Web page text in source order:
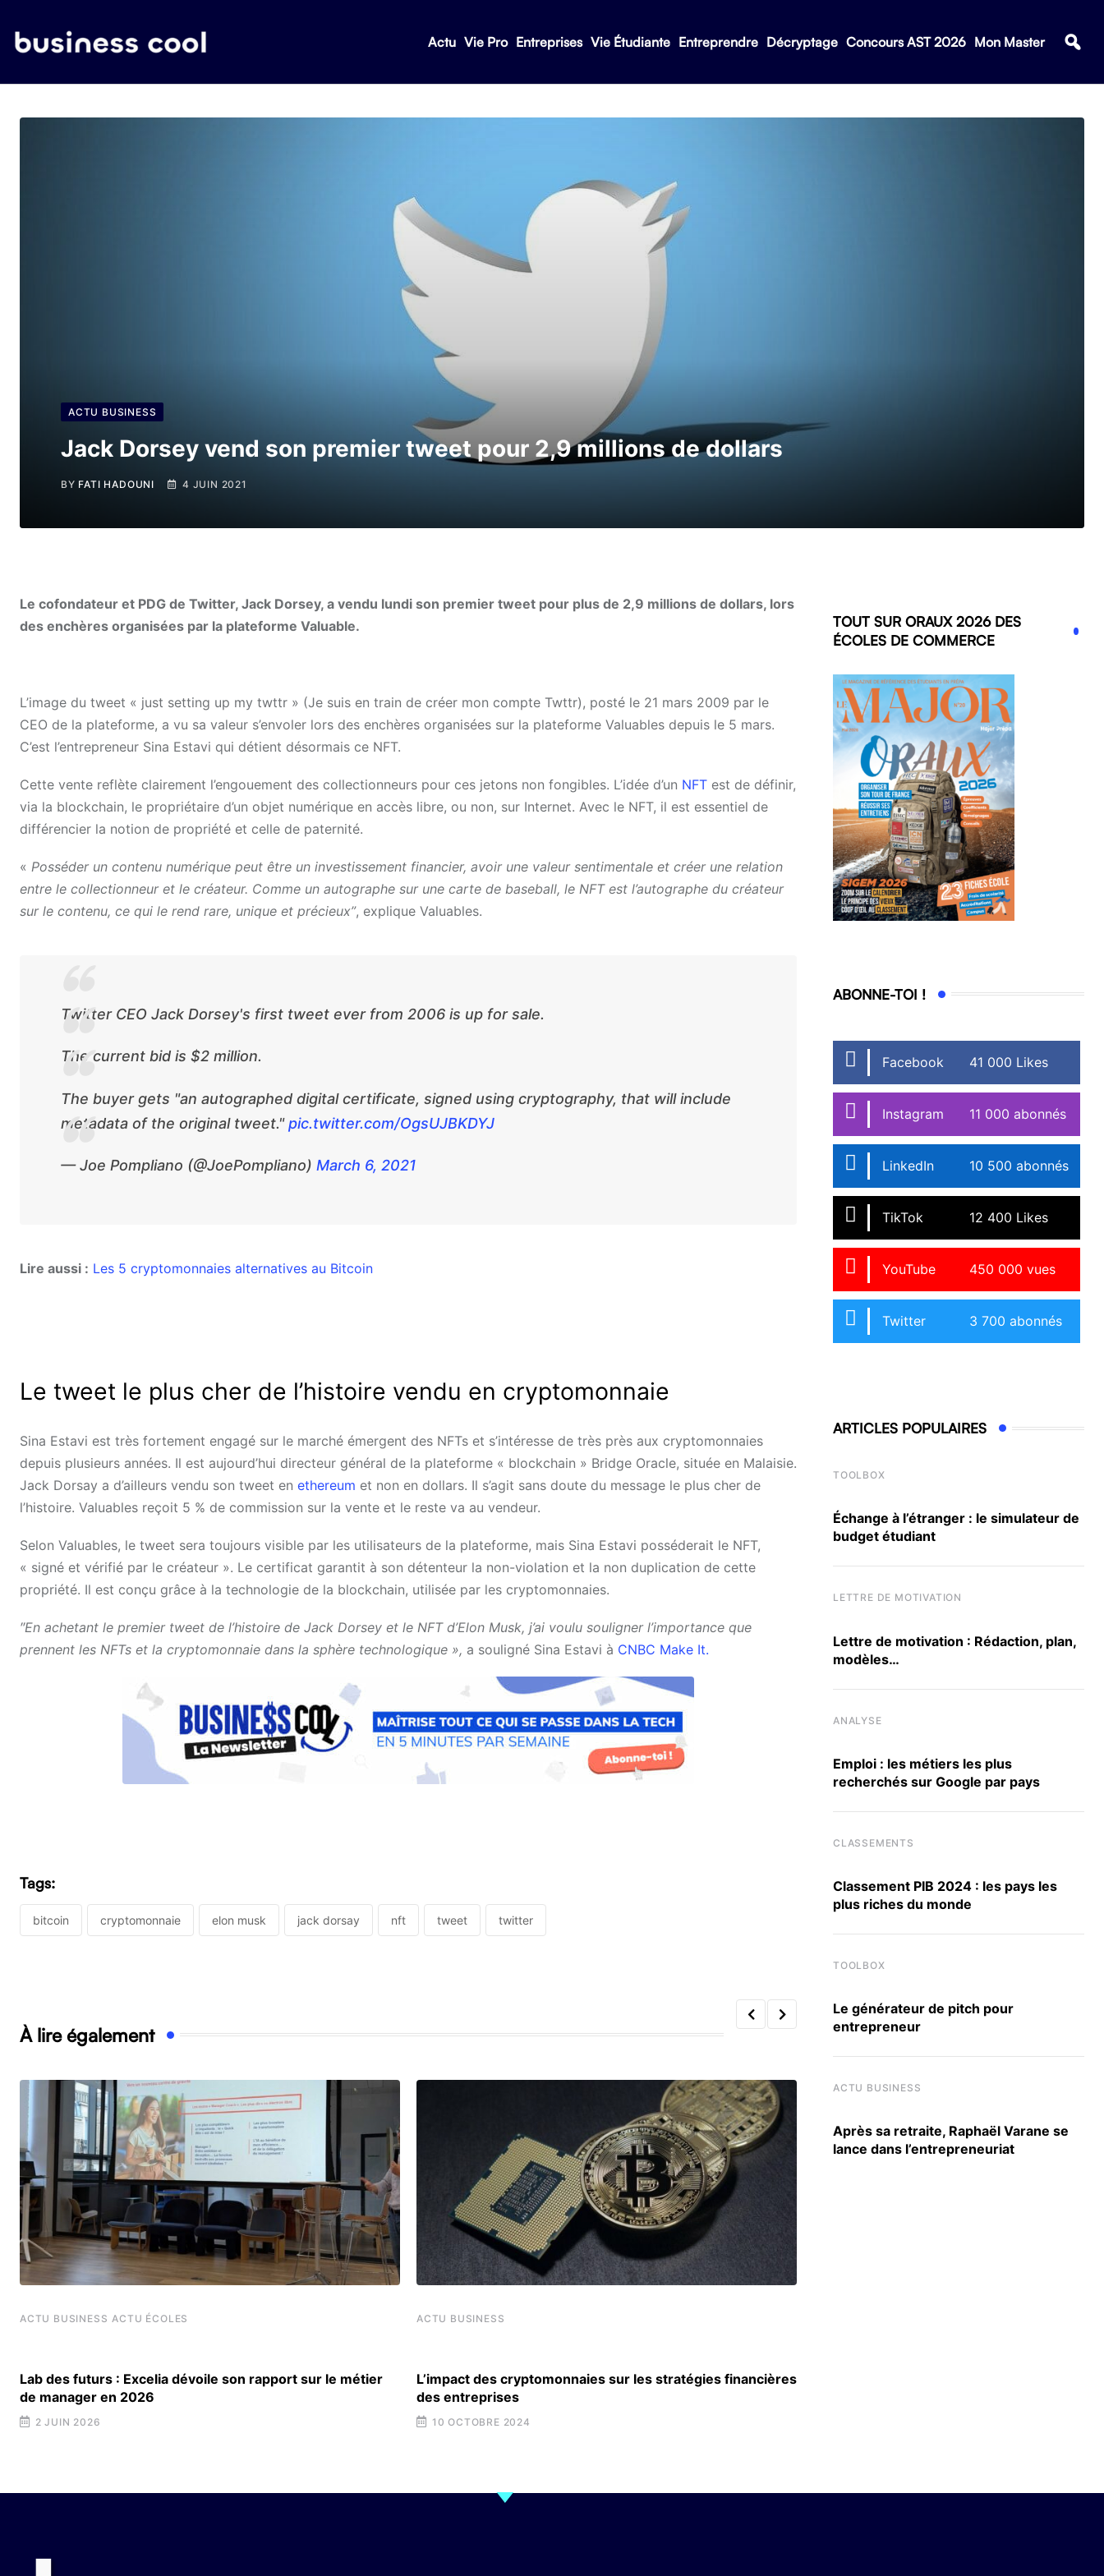
Actu Vie Pro Entreprises Vie Étudiante Entreprendre Décryptage Concours AST 2026 Mon Master
ACTU BUSINESS
Jack Dorsey vend son premier tweet pour 2,9 millions de dollars
BY FATI HADOUNI 4 JUIN 2021
Le cofondateur et PDG de Twitter, Jack Dorsey, a vendu lundi son premier tweet pour plus de 2,9 millions de dollars, lors
des enchères organisées par la plateforme Valuable.
L’image du tweet « just setting up my twttr » (Je suis en train de créer mon compte Twttr), posté le 21 mars 2009 par le
CEO de la plateforme, a vu sa valeur s’envoler lors des enchères organisées sur la plateforme Valuables depuis le 5 mars.
C’est l’entrepreneur Sina Estavi qui détient désormais ce NFT.
Cette vente reflète clairement l’engouement des collectionneurs pour ces jetons non fongibles. L’idée d’un NFT est de définir,
via la blockchain, le propriétaire d’un objet numérique en accès libre, ou non, sur Internet. Avec le NFT, il est essentiel de
différencier la notion de propriété et celle de paternité.
« Posséder un contenu numérique peut être un investissement financier, avoir une valeur sentimentale et créer une relation
entre le collectionneur et le créateur. Comme un autographe sur une carte de baseball, le NFT est l’autographe du créateur
sur le contenu, ce qui le rend rare, unique et précieux”, explique Valuables.
Twitter CEO Jack Dorsey's first tweet ever from 2006 is up for sale.
The current bid is $2 million.
The buyer gets "an autographed digital certificate, signed using cryptography, that will include
metadata of the original tweet."pic.twitter.com/OgsUJBKDYJ
— Joe Pompliano (@JoePompliano) March 6, 2021
Lire aussi : Les 5 cryptomonnaies alternatives au Bitcoin
Le tweet le plus cher de l’histoire vendu en cryptomonnaie
Sina Estavi est très fortement engagé sur le marché émergent des NFTs et s’intéresse de très près aux cryptomonnaies
depuis plusieurs années. Il est aujourd’hui directeur général de la plateforme « blockchain » Bridge Oracle, située en Malaisie.
Jack Dorsay a d’ailleurs vendu son tweet en ethereum et non en dollars. Il s’agit sans doute du message le plus cher de
l’histoire. Valuables reçoit 5 % de commission sur la vente et le reste va au vendeur.
Selon Valuables, le tweet sera toujours visible par les utilisateurs de la plateforme, mais Sina Estavi posséderait le NFT,
« signé et vérifié par le créateur ». Le certificat garantit à son détenteur la non-violation et la non duplication de cette
propriété. Il est conçu grâce à la technologie de la blockchain, utilisée par les cryptomonnaies.
″En achetant le premier tweet de l’histoire de Jack Dorsey et le NFT d’Elon Musk, j’ai voulu souligner l’importance que
prennent les NFTs et la cryptomonnaie dans la sphère technologique », a souligné Sina Estavi à CNBC Make It.
Tags:
bitcoin cryptomonnaie elon musk jack dorsay nft tweet twitter
À lire également
ACTU BUSINESS ACTU ÉCOLES
Lab des futurs : Excelia dévoile son rapport sur le métier
de manager en 2026
2 JUIN 2026
ACTU BUSINESS
L’impact des cryptomonnaies sur les stratégies financières
des entreprises
10 OCTOBRE 2024
TOUT SUR ORAUX 2026 DES
ÉCOLES DE COMMERCE
ABONNE-TOI !
Facebook 41 000 Likes
Instagram 11 000 abonnés
LinkedIn 10 500 abonnés
TikTok 12 400 Likes
YouTube 450 000 vues
Twitter 3 700 abonnés
ARTICLES POPULAIRES
TOOLBOX
Échange à l’étranger : le simulateur de
budget étudiant
LETTRE DE MOTIVATION
Lettre de motivation : Rédaction, plan,
modèles…
ANALYSE
Emploi : les métiers les plus
recherchés sur Google par pays
CLASSEMENTS
Classement PIB 2024 : les pays les
plus riches du monde
TOOLBOX
Le générateur de pitch pour
entrepreneur
ACTU BUSINESS
Après sa retraite, Raphaël Varane se
lance dans l’entrepreneuriat